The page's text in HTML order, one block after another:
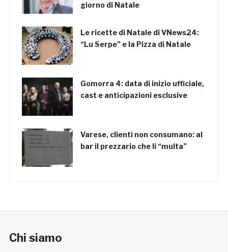
giorno di Natale
Le ricette di Natale di VNews24:
“Lu Serpe” e la Pizza di Natale
Gomorra 4: data di inizio ufficiale,
cast e anticipazioni esclusive
Varese, clienti non consumano: al
bar il prezzario che li “multa”
Chi siamo